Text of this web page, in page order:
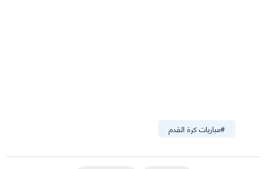
#مباريات كرة القدم